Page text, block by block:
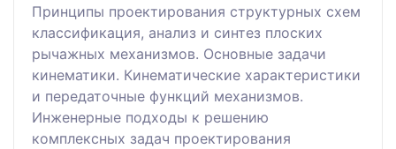
Принципы проектирования структурных схем
классификация, анализ и синтез плоских
рычажных механизмов. Основные задачи
кинематики. Кинематические характеристики
и передаточные функций механизмов.
Инженерные подходы к решению
комплексных задач проектирования